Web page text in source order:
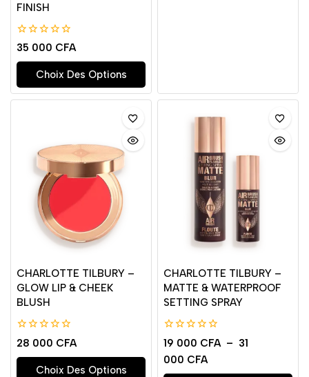
FINISH
0
de
5
35 000 CFA
Choix Des Options
CHARLOTTE TILBURY –
GLOW LIP & CHEEK
BLUSH
0
de
5
28 000 CFA
Choix Des Options
CHARLOTTE TILBURY –
MATTE & WATERPROOF
SETTING SPRAY
0
de
5
19 000 CFA – 31
000 CFA